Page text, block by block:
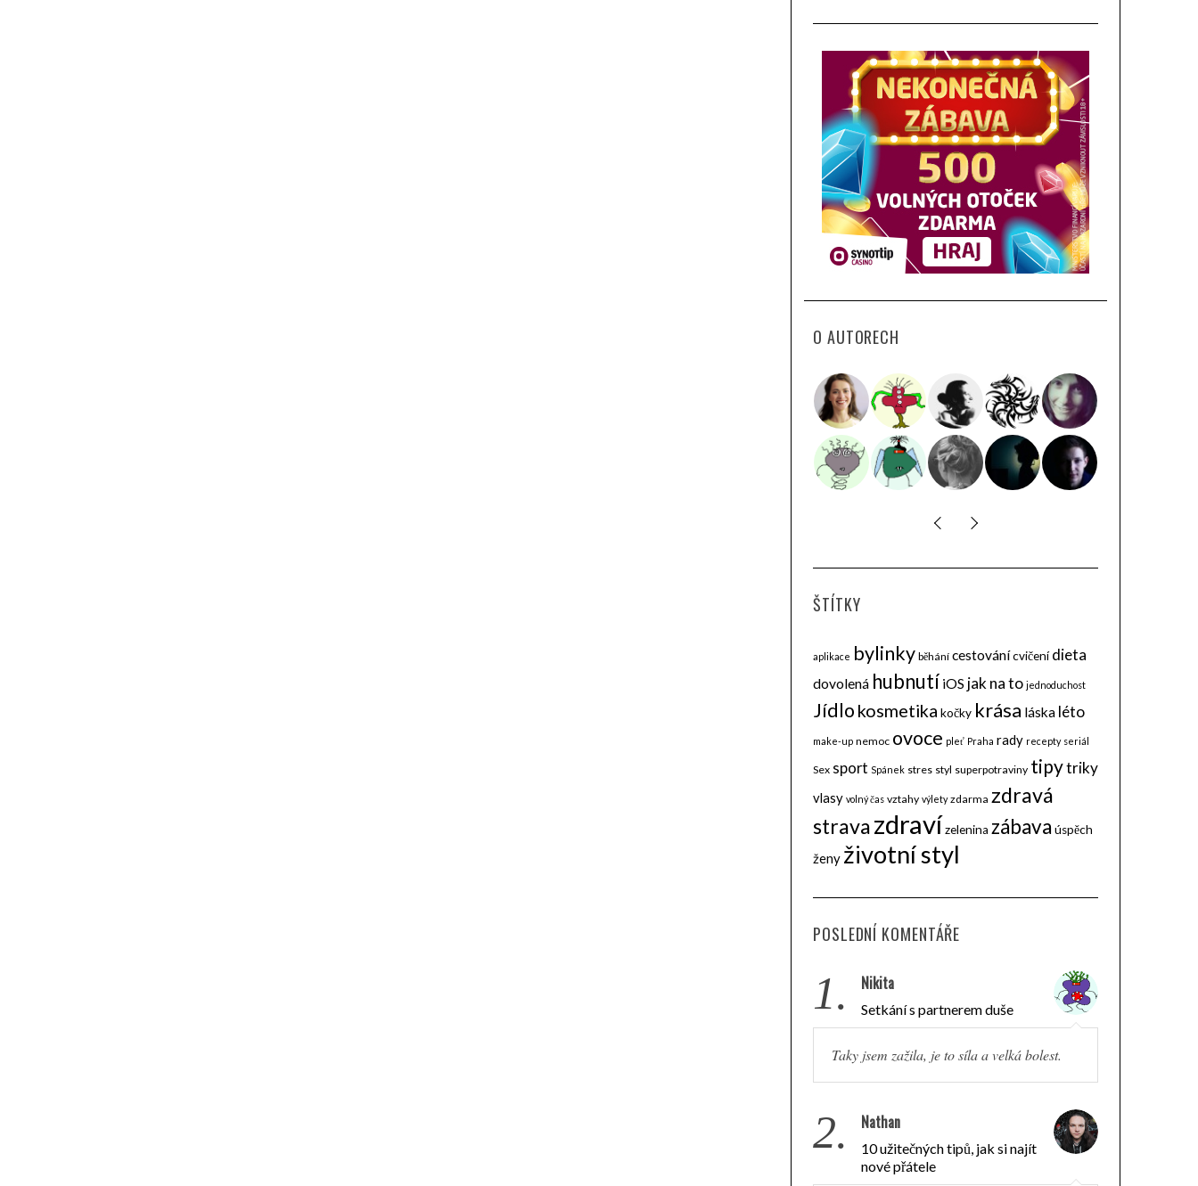
O AUTORECH
ŠTÍTKY
aplikace bylinky běhání cestovánícvičení dieta
dovolená hubnutí iOS jak na to jednoduchost
Jídlo kosmetika kočky krása láska léto
make-up nemoc ovoce pleť Praha rady recepty seriál
Sex sport Spánek stres styl superpotraviny tipytriky
vlasy volný čas vztahy výlety zdarma zdravá
stravazdravízelenina zábava úspěch
ženy životní styl
POSLEDNÍ KOMENTÁŘE
1. Nikita
Setkání s partnerem duše
Taky jsem zažila, je to síla a velká bolest.
2. Nathan
10 užitečných tipů, jak si najít
nové přátele